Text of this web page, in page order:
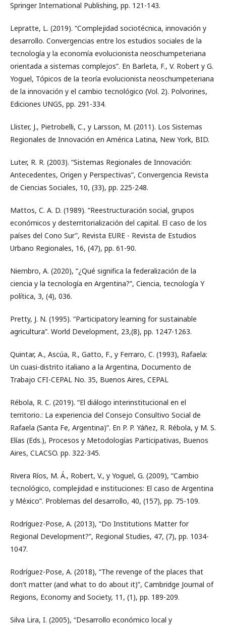
Springer International Publishing, pp. 121-143.
Lepratte, L. (2019). “Complejidad sociotécnica, innovación y
desarrollo. Convergencias entre los estudios sociales de la
tecnología y la economía evolucionista neoschumpeteriana
orientada a sistemas complejos”. En Barleta, F., V. Robert y G.
Yoguel, Tópicos de la teoría evolucionista neoschumpeteriana
de la innovación y el cambio tecnológico (Vol. 2). Polvorines,
Ediciones UNGS, pp. 291-334.
Llister, J., Pietrobelli, C., y Larsson, M. (2011). Los Sistemas
Regionales de Innovación en América Latina, New York, BID.
Luter, R. R. (2003). “Sistemas Regionales de Innovación:
Antecedentes, Origen y Perspectivas”, Convergencia Revista
de Ciencias Sociales, 10, (33), pp. 225-248.
Mattos, C. A. D. (1989). “Reestructuración social, grupos
económicos y desterritorialización del capital. El caso de los
países del Cono Sur”, Revista EURE - Revista de Estudios
Urbano Regionales, 16, (47), pp. 61-90.
Niembro, A. (2020), “¿Qué significa la federalización de la
ciencia y la tecnología en Argentina?”, Ciencia, tecnología Y
política, 3, (4), 036.
Pretty, J. N. (1995). “Participatory learning for sustainable
agricultura”. World Development, 23,(8), pp. 1247-1263.
Quintar, A., Ascúa, R., Gatto, F., y Ferraro, C. (1993), Rafaela:
Un cuasi-distrito italiano a la Argentina, Documento de
Trabajo CFI-CEPAL No. 35, Buenos Aires, CEPAL
Rébola, R. C. (2019). “El diálogo interinstitucional en el
territorio.: La experiencia del Consejo Consultivo Social de
Rafaela (Santa Fe, Argentina)”. En P. P. Yáñez, R. Rébola, y M. S.
Elías (Eds.), Procesos y Metodologías Participativas, Buenos
Aires, CLACSO. pp. 322-345.
Rivera Ríos, M. Á., Robert, V., y Yoguel, G. (2009), “Cambio
tecnológico, complejidad e instituciones: El caso de Argentina
y México”. Problemas del desarrollo, 40, (157), pp. 75-109.
Rodríguez-Pose, A. (2013), “Do Institutions Matter for
Regional Development?”, Regional Studies, 47, (7), pp. 1034-
1047.
Rodríguez-Pose, A. (2018), “The revenge of the places that
don’t matter (and what to do about it)”, Cambridge Journal of
Regions, Economy and Society, 11, (1), pp. 189-209.
Silva Lira, I. (2005), “Desarrollo económico local y